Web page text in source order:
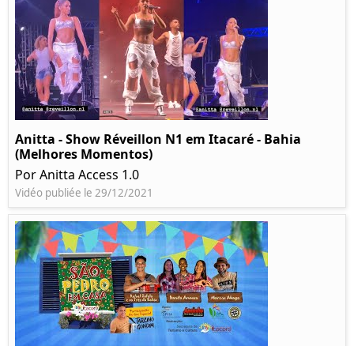
Anitta - Show Réveillon N1 em Itacaré - Bahia
(Melhores Momentos)
Por Anitta Access 1.0
Vidéo publiée le 29/12/2021